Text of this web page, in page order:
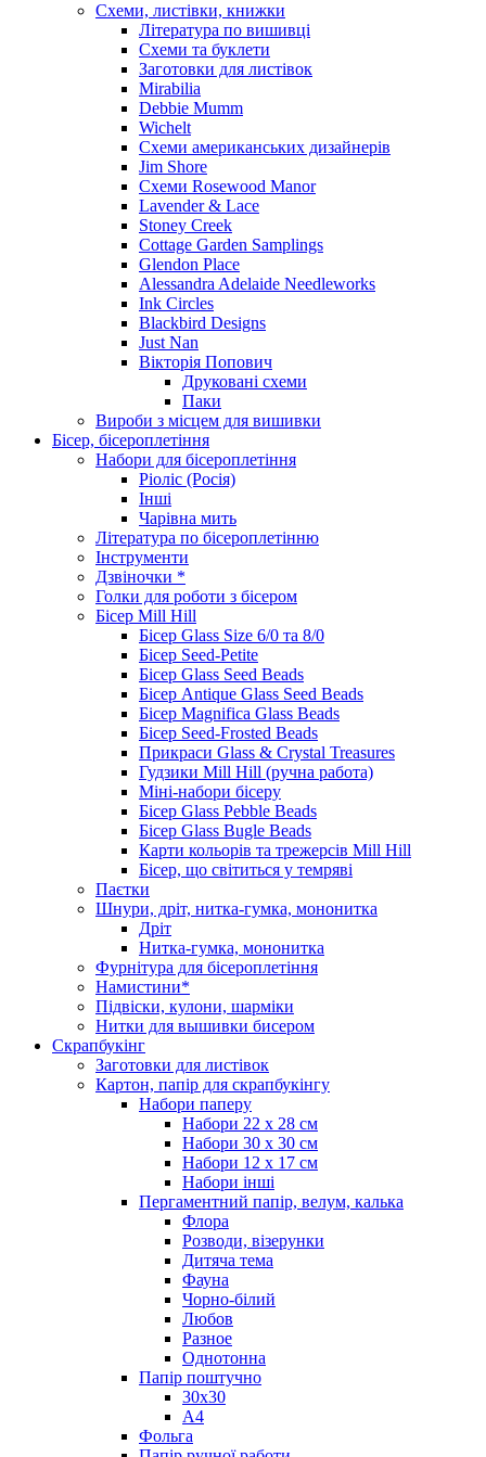
Схеми, листівки, книжки
Література по вишивці
Схеми та буклети
Заготовки для листівок
Mirabilia
Debbie Mumm
Wichelt
Схеми американських дизайнерів
Jim Shore
Cхеми Rosewood Manor
Lavender & Lace
Stoney Creek
Cottage Garden Samplings
Glendon Place
Alessandra Adelaide Needleworks
Ink Circles
Blackbird Designs
Just Nan
Вікторія Попович
Друковані схеми
Паки
Вироби з місцем для вишивки
Бісер, бісероплетіння
Набори для бісероплетіння
Ріоліс (Росія)
Інші
Чарівна мить
Література по бісероплетінню
Інструменти
Дзвіночки *
Голки для роботи з бісером
Бісер Mill Hill
Бісер Glass Size 6/0 та 8/0
Бісер Seed-Petite
Бісер Glass Seed Beads
Бісер Antique Glass Seed Beads
Бісер Magnifica Glass Beads
Бісер Seed-Frosted Beads
Прикраси Glass & Crystal Treasures
Гудзики Mill Hill (ручна работа)
Міні-набори бісеру
Бісер Glass Pebble Beads
Бісер Glass Bugle Beads
Карти кольорів та трежерсів Mill Hill
Бісер, що світиться у темряві
Паєтки
Шнури, дріт, нитка-гумка, мононитка
Дріт
Нитка-гумка, мононитка
Фурнітура для бісероплетіння
Намистини*
Підвіски, кулони, шарміки
Нитки для вышивки бисером
Скрапбукінг
Заготовки для листівок
Картон, папір для скрапбукінгу
Набори паперу
Набори 22 х 28 см
Набори 30 х 30 см
Набори 12 х 17 см
Набори інші
Пергаментний папір, велум, калька
Флора
Розводи, візерунки
Дитяча тема
Фауна
Чорно-білий
Любов
Разное
Однотонна
Папір поштучно
30х30
А4
Фольга